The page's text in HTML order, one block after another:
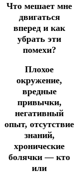
Что мешает мне
двигаться
вперед и как
убрать эти
помехи?
Плохое
окружение,
вредные
привычки,
негативный
опыт, отсутствие
знаний,
хронические
болячки — кто
или